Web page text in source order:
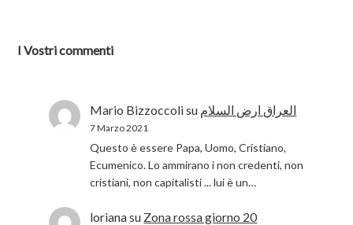
I Vostri commenti
Mario Bizzoccolisu العراق ارض السلام
7 Marzo 2021
Questo è essere Papa, Uomo, Cristiano,
Ecumenico. Lo ammirano i non credenti, non
cristiani, non capitalisti ... lui è un…
lorianasu Zona rossa giorno 20